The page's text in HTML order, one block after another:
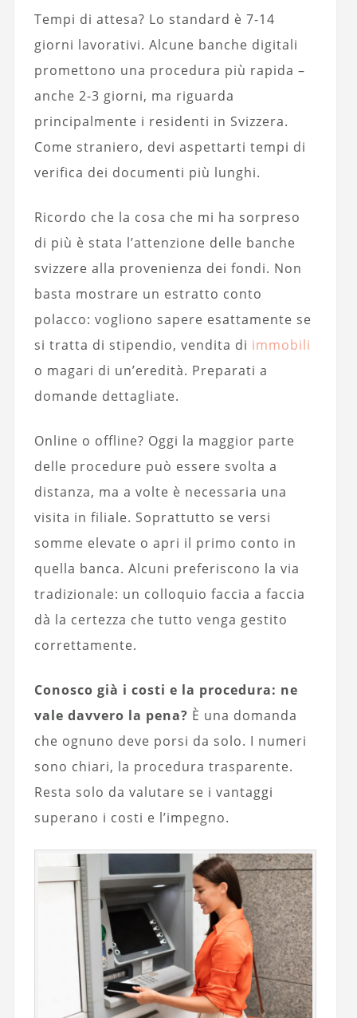
Tempi di attesa? Lo standard è 7-14
giorni lavorativi. Alcune banche digitali
promettono una procedura più rapida –
anche 2-3 giorni, ma riguarda
principalmente i residenti in Svizzera.
Come straniero, devi aspettarti tempi di
verifica dei documenti più lunghi.
Ricordo che la cosa che mi ha sorpreso
di più è stata l’attenzione delle banche
svizzere alla provenienza dei fondi. Non
basta mostrare un estratto conto
polacco: vogliono sapere esattamente se
si tratta di stipendio, vendita di immobili
o magari di un’eredità. Preparati a
domande dettagliate.
Online o offline? Oggi la maggior parte
delle procedure può essere svolta a
distanza, ma a volte è necessaria una
visita in filiale. Soprattutto se versi
somme elevate o apri il primo conto in
quella banca. Alcuni preferiscono la via
tradizionale: un colloquio faccia a faccia
dà la certezza che tutto venga gestito
correttamente.
Conosco già i costi e la procedura: ne
vale davvero la pena? È una domanda
che ognuno deve porsi da solo. I numeri
sono chiari, la procedura trasparente.
Resta solo da valutare se i vantaggi
superano i costi e l’impegno.